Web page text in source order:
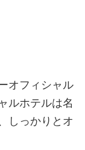
オフィシャル
ルホテルは名
しっかりとオ